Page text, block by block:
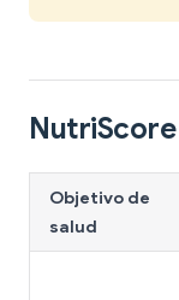
Objetivo de
salud